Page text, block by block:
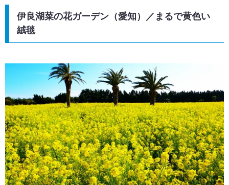
伊良湖菜の花ガーデン（愛知）／まるで黄色い
絨毯